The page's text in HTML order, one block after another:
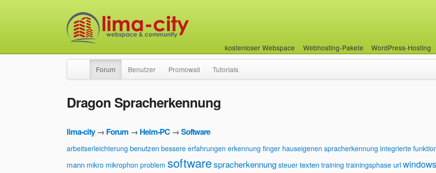
kostenloser Webspace Webhosting-Pakete WordPress-Hosting
Forum Benutzer Promowall Tutorials
Dragon Spracherkennung
lima-city→ Forum → Heim-PC →Software
arbeitserleichterung benutzen bessere erfahrungen erkennung finger hauseigenen spracherkennung integrierte
mann mikro mikrophon problem softwarespracherkennung steuer texten training trainingsphase urlwindows